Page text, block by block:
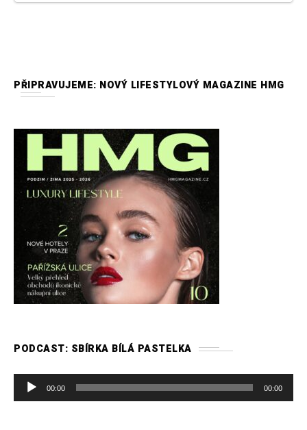
PŘIPRAVUJEME: NOVÝ LIFESTYLOVÝ MAGAZINE HMG
PODCAST: SBÍRKA BÍLÁ PASTELKA
u
00:00 00:00